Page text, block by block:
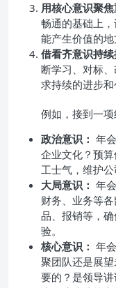
用核心意识聚
畅通的基础上
能产生价值的地
借看齐意识持续
断学习、对标
求持续的进步和
例如，接到一
政治意识： 年
企业文化？预
工士气，维护公
大局意识： 年
财务、业务等
品、报销等，
验。
核心意识： 年
聚团队还是展
要的？是领导